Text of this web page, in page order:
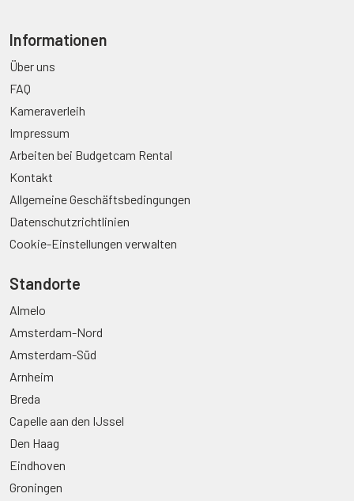
Informationen
Über uns
FAQ
Kameraverleih
Impressum
Arbeiten bei Budgetcam Rental
Kontakt
Allgemeine Geschäftsbedingungen
Datenschutzrichtlinien
Cookie-Einstellungen verwalten
Standorte
Almelo
Amsterdam-Nord
Amsterdam-Süd
Arnheim
Breda
Capelle aan den IJssel
Den Haag
Eindhoven
Groningen